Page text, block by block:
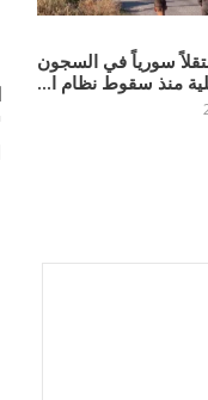
سورياً في السجون
منذ سقوط نظام ا...